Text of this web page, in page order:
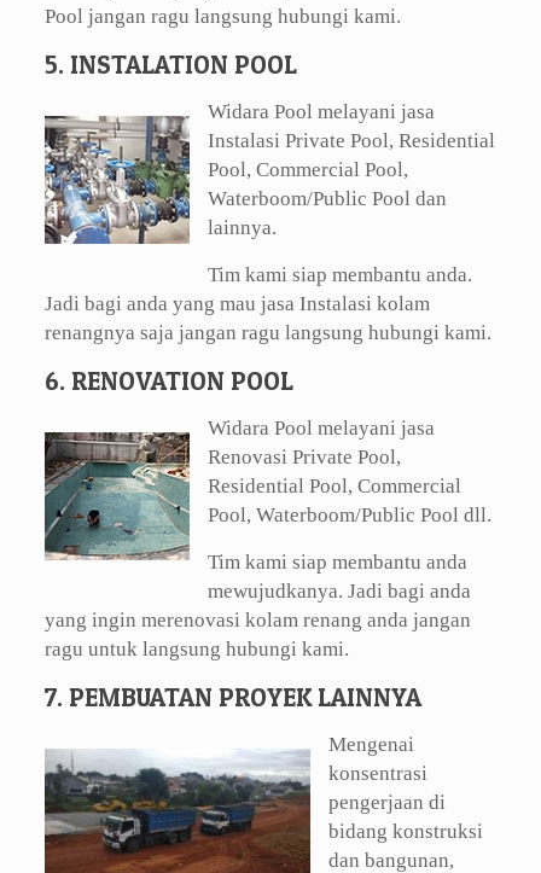
Pool jangan ragu langsung hubungi kami.
5. INSTALATION POOL
Widara Pool melayani jasa
Instalasi Private Pool, Residential
Pool, Commercial Pool,
Waterboom/Public Pool dan
lainnya.
Tim kami siap membantu anda.
Jadi bagi anda yang mau jasa Instalasi kolam
renangnya saja jangan ragu langsung hubungi kami.
6. RENOVATION POOL
Widara Pool melayani jasa
Renovasi Private Pool,
Residential Pool, Commercial
Pool, Waterboom/Public Pool dll.
Tim kami siap membantu anda
mewujudkanya. Jadi bagi anda
yang ingin merenovasi kolam renang anda jangan
ragu untuk langsung hubungi kami.
7. PEMBUATAN PROYEK LAINNYA
Mengenai
konsentrasi
pengerjaan di
bidang konstruksi
dan bangunan,